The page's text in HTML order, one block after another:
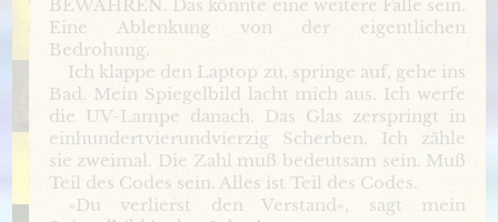
BEWAHREN. Das könnte eine weitere Falle sein.
Eine Ablenkung von der eigentlichen
Bedrohung.
Ich klappe den Laptop zu, springe auf, gehe ins
Bad. Mein Spiegelbild lacht mich aus. Ich werfe
die UV-Lampe danach. Das Glas zerspringt in
einhundertvierundvierzig Scherben. Ich zähle
sie zweimal. Die Zahl muß bedeutsam sein. Muß
Teil des Codes sein. Alles ist Teil des Codes.
»Du verlierst den Verstand«, sagt mein